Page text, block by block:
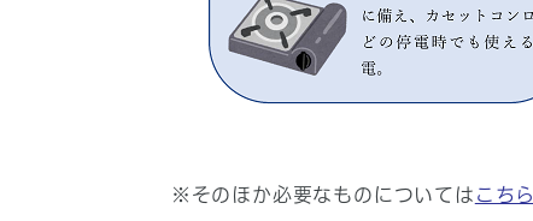
※そのほか必要なものについては こちら